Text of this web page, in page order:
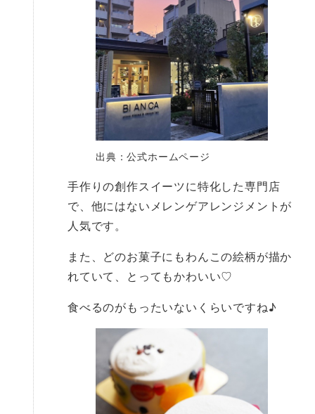
出典：公式ホームページ
手作りの創作スイーツに特化した専門店
で、他にはないメレンゲアレンジメントが
人気です。
また、どのお菓子にもわんこの絵柄が描か
れていて、とってもかわいい♡
食べるのがもったいないくらいですね♪